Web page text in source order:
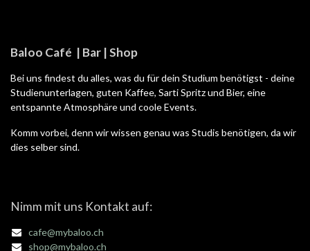
Baloo Café | Bar | Shop
Bei uns findest du alles, was du für dein Studium benötigst - deine
Studienunterlagen, guten Kaffee, Sarti Spritz und Bier, eine
entspannte Atmosphäre und coole Events.
Komm vorbei, denn wir wissen genau was Studis benötigen, da wir
dies selber sind.
Nimm mit uns Kontakt auf:
cafe@mybaloo.ch
shop@mybaloo.ch